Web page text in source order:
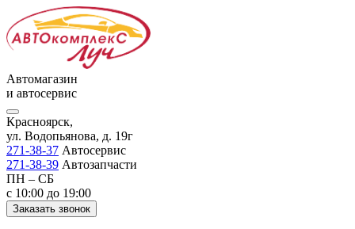
Автомагазин
и автосервис
Красноярск,
ул. Водопьянова, д. 19г
271-38-37 Автосервис
271-38-39 Автозапчасти
ПН – СБ
с 10:00 до 19:00
Заказать звонок